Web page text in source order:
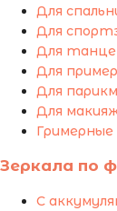
Для
Для
Для
Для
Для
Для
Гримерные
Зеркала по
С